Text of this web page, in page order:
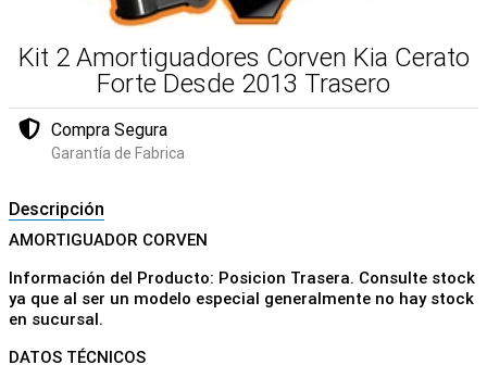
Kit 2 Amortiguadores Corven Kia Cerato
Forte Desde 2013 Trasero
Compra Segura
Garantía de Fabrica
Descripción
AMORTIGUADOR CORVEN
Información del Producto: Posicion Trasera. Consulte stock
ya que al ser un modelo especial generalmente no hay stock
en sucursal.
DATOS TÉCNICOS